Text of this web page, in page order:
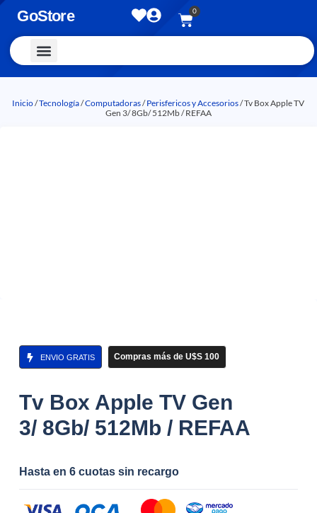
GoStore 0
Inicio/Tecnología/Computadoras/Perisfericos y Accesorios/ Tv Box Apple TV
Gen 3/ 8Gb/ 512Mb / REFAA
ENVIO GRATIS Compras más de U$S 100
Tv Box Apple TV Gen
3/ 8Gb/ 512Mb / REFAA
Hasta en 6 cuotas sin recargo